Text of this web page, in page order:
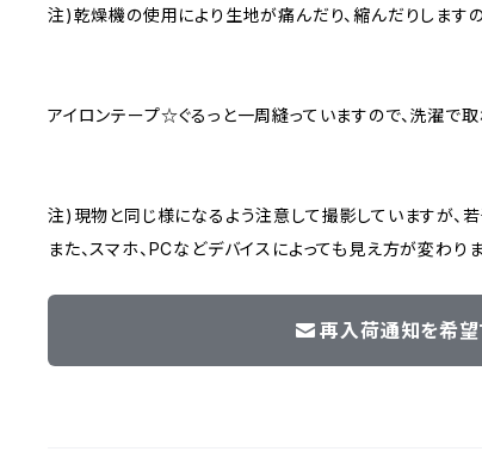
注)乾燥機の使用により生地が痛んだり、縮んだりしますの
アイロンテープ☆ぐるっと一周縫っていますので、洗濯で取
注)現物と同じ様になるよう注意して撮影していますが、
また、スマホ、PCなどデバイスによっても見え方が変わりま
再入荷通知を希望